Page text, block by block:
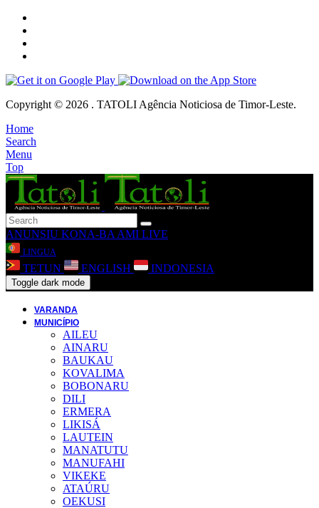
Copyright © 2026 . TATOLI Agência Noticiosa de Timor-Leste.
Home
Search
Menu
Top
ANUNSIU KONA-BA AMI LIVE
LINGUA
TETUN ENGLISH INDONESIA
Toggle dark mode
VARANDA
MUNICÍPIO
AILEU
AINARU
BAUKAU
KOVALIMA
BOBONARU
DILI
ERMERA
LIKISÁ
LAUTEIN
MANATUTU
MANUFAHI
VIKEKE
ATAÚRU
OEKUSI